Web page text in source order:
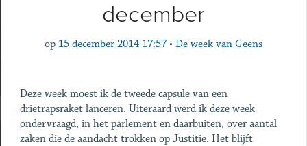
december
op 15 december 2014 17:57 • De week van Geens
Deze week moest ik de tweede capsule van een
drietrapsraket lanceren. Uiteraard werd ik deze week
ondervraagd, in het parlement en daarbuiten, over aantal
zaken die de aandacht trokken op Justitie. Het blijft